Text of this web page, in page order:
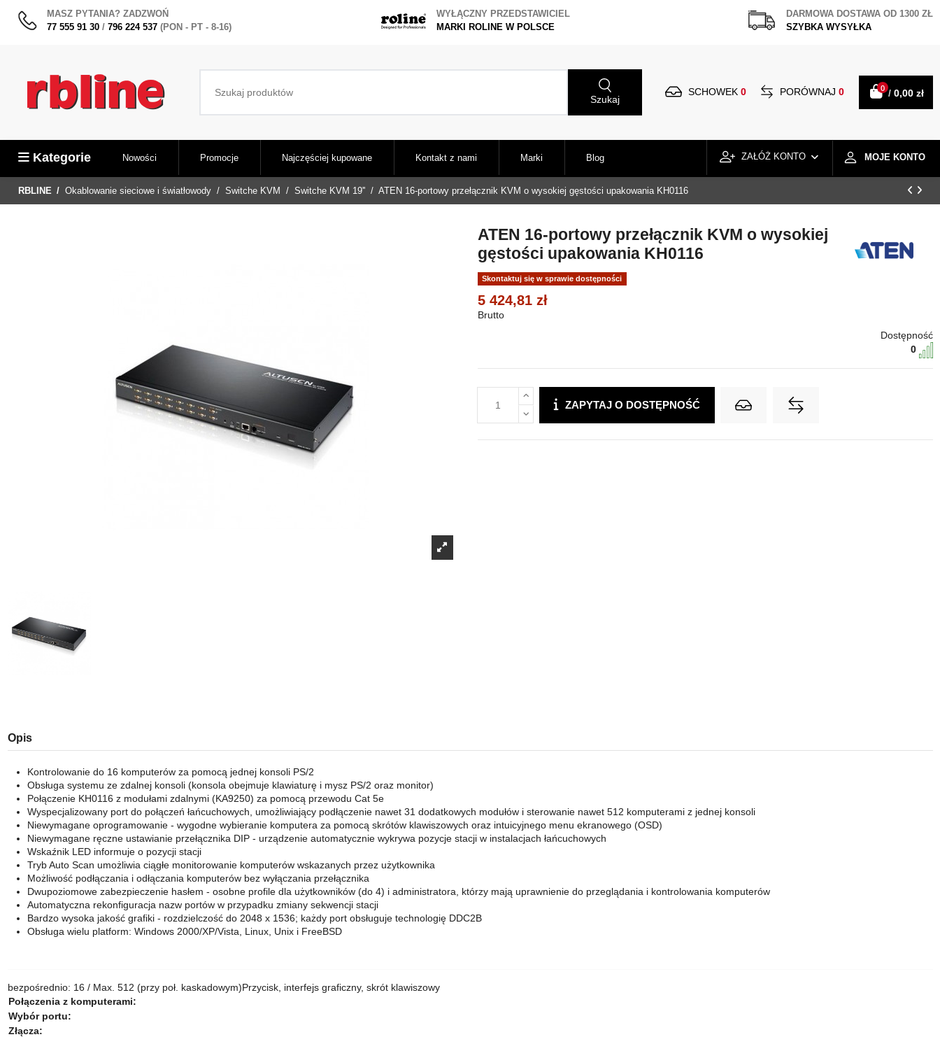
MASZ PYTANIA? ZADZWOŃ
77 555 91 30/ 796 224 537 (PON - PT - 8-16)
WYŁĄCZNY PRZEDSTAWICIEL
MARKI ROLINE W POLSCE
DARMOWA DOSTAWA OD 1300 ZŁ
SZYBKA WYSYŁKA
Szukaj
SCHOWEK 0 PORÓWNAJ 0 0 / 0,00 zł
Kategorie Nowości Promocje Najczęściej kupowane Kontakt z nami Marki Blog MOJE KONTO
ZAŁÓŻ KONTO
RBLINE Okablowanie sieciowe i światłowody Switche KVM Switche KVM 19'' ATEN 16-portowy przełącznik KVM o wysokiej gęstości upakowania KH0116
ATEN 16-portowy przełącznik KVM o wysokiej
gęstości upakowania KH0116
Skontaktuj się w sprawie dostępności
5 424,81 zł
Brutto
Dostępność
0
ZAPYTAJ O DOSTĘPNOŚĆ
Opis
Kontrolowanie do 16 komputerów za pomocą jednej konsoli PS/2
Obsługa systemu ze zdalnej konsoli (konsola obejmuje klawiaturę i mysz PS/2 oraz monitor)
Połączenie KH0116 z modułami zdalnymi (KA9250) za pomocą przewodu Cat 5e
Wyspecjalizowany port do połączeń łańcuchowych, umożliwiający podłączenie nawet 31 dodatkowych modułów i sterowanie nawet 512 komputerami z jednej konsoli
Niewymagane oprogramowanie - wygodne wybieranie komputera za pomocą skrótów klawiszowych oraz intuicyjnego menu ekranowego (OSD)
Niewymagane ręczne ustawianie przełącznika DIP - urządzenie automatycznie wykrywa pozycje stacji w instalacjach łańcuchowych
Wskaźnik LED informuje o pozycji stacji
Tryb Auto Scan umożliwia ciągłe monitorowanie komputerów wskazanych przez użytkownika
Możliwość podłączania i odłączania komputerów bez wyłączania przełącznika
Dwupoziomowe zabezpieczenie hasłem - osobne profile dla użytkowników (do 4) i administratora, którzy mają uprawnienie do przeglądania i kontrolowania komputerów
Automatyczna rekonfiguracja nazw portów w przypadku zmiany sekwencji stacji
Bardzo wysoka jakość grafiki - rozdzielczość do 2048 x 1536; każdy port obsługuje technologię DDC2B
Obsługa wielu platform: Windows 2000/XP/Vista, Linux, Unix i FreeBSD
bezpośrednio: 16 / Max. 512 (przy poł. kaskadowym)Przycisk, interfejs graficzny, skrót klawiszowy
Połączenia z komputerami:
Wybór portu:
Złącza: